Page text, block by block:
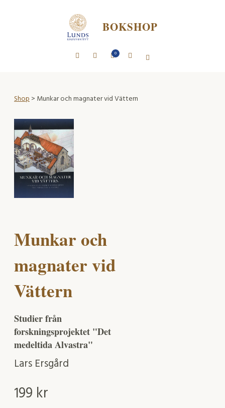
BOKSHOP
0
Shop> Munkar och magnater vid Vättern
Munkar och
magnater vid
Vättern
Studier från
forskningsprojektet "Det
medeltida Alvastra"
Lars Ersgård
199 kr